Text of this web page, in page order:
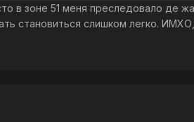
в зоне 51 меня преследовало де
становиться слишком легко.